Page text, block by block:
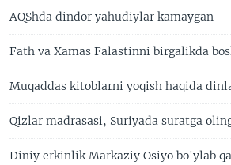
AQShda dindor yahudiylar kamaygan
Fath va Xamas Falastinni birgalikda
Muqaddas kitoblarni yoqish haqida
Qizlar madrasasi, Suriyada suratga
Diniy erkinlik Markaziy Osiyo bo'ylab